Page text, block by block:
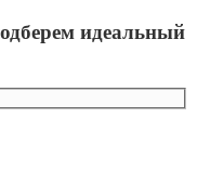
идеальный